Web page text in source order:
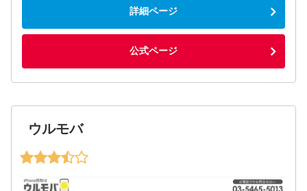
詳細ページ
公式ページ
ウルモバ